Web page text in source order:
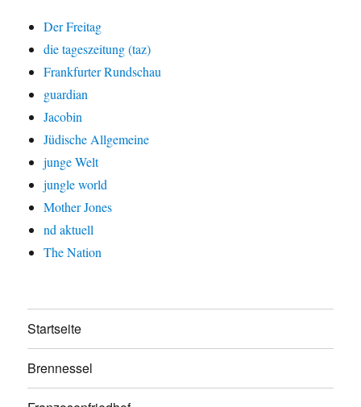
Der Freitag
die tageszeitung (taz)
Frankfurter Rundschau
guardian
Jacobin
Jüdische Allgemeine
junge Welt
jungle world
Mother Jones
nd aktuell
The Nation
Startseite
Brennessel